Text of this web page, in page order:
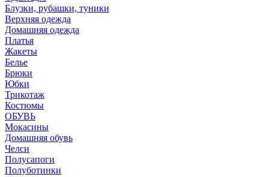
Блузки, рубашки, туники
Верхняя одежда
Домашняя одежда
Платья
Жакеты
Белье
Брюки
Юбки
Трикотаж
Костюмы
ОБУВЬ
Мокасины
Домашняя обувь
Челси
Полусапоги
Полуботинки